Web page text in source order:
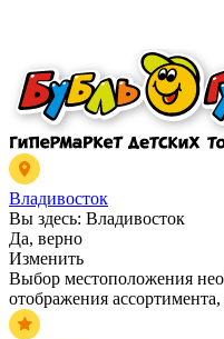
Владивосток
Вы здесь: Владивосток
Да, верно
Изменить
Выбор местоположения
отображения